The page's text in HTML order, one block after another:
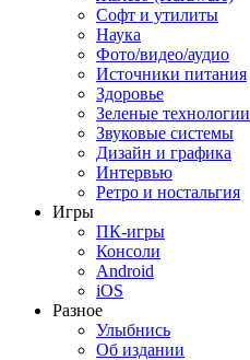
Софт и утилиты
Наука
Фото/видео/аудио
Источники питания
Здоровье
Зеленые технологии
Звуковые системы
Дизайн и графика
Интервью
Ретро и ностальгия
Игры
ПК-игры
Консоли
Android
iOS
Разное
Улыбнись
Об издании